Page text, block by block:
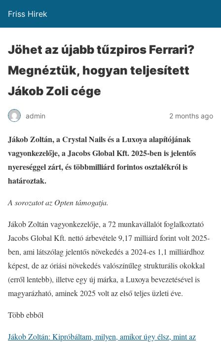
Friss Hirek
Jöhet az újabb tűzpiros Ferrari?
Megnéztük, hogyan teljesített
Jákob Zoli cége
admin 2 months ago
Jákob Zoltán, a Crystal Nails és a Luxoya alapítójának
vagyonkezelője, a Jacobs Global Kft. 2025-ben is jelentős
nyereséggel zárt, és többmilliárd forintos osztalékról is
határoztak.
A sorozatot az Opten támogatja.
Jákob Zoltán vagyonkezelője, a 72 munkavállalót foglalkoztató
Jacobs Global Kft. nettó árbevétele 9,17 milliárd forint volt 2025-
ben, ami látszólag jelentős növekedés a 2024-es 1,1 milliárdhoz
képest, de az óriási növekedés valószínűleg strukturális okokkal
(erről lentebb), illetve egy új márka, a Luxoya bevezetésével is
magyarázható, aminek 2025 volt az első teljes üzleti éve.
Több ebből
Jákob Zoltán: Kipróbáltam, milyen, amikor úgy élsz, mint az